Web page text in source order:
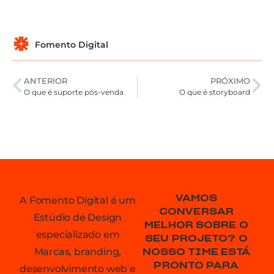
Fomento Digital
ANTERIOR
O que é suporte pós-venda
PRÓXIMO
O que é storyboard
A Fomento Digital é um
Estúdio de Design
especializado em
Marcas, branding,
desenvolvimento web e
VAMOS
CONVERSAR
MELHOR SOBRE O
SEU PROJETO? O
NOSSO TIME ESTÁ
PRONTO PARA